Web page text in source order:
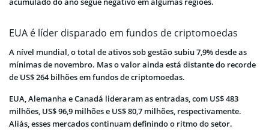
EUA é líder disparado em fundos de criptomoedas
A nível mundial, o total de ativos sob gestão subiu 7,9% desde as
mínimas de novembro. Mas o valor ainda está distante do recorde
de US$ 264 bilhões em fundos de criptomoedas.
EUA, Alemanha e Canadá lideraram as entradas, com US$ 483
milhões, US$ 96,9 milhões e US$ 80,7 milhões, respectivamente.
Aliás, esses mercados continuam definindo o ritmo do setor.